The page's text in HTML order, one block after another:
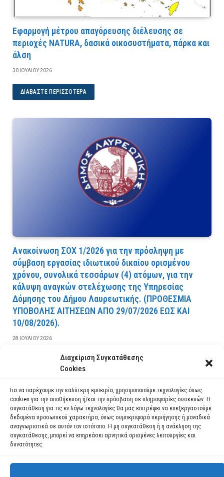
Διαχείριση Συγκατάθεσης
Cookies
Για να παρέχουμε την καλύτερη εμπειρία, χρησιμοποιούμε τεχνολογίες όπως
cookies για την αποθήκευση ή/και την πρόσβαση σε πληροφορίες συσκευών. Η
συγκατάθεση για τις εν λόγω τεχνολογίες θα μας επιτρέψει να επεξεργαστούμε
δεδομένα προσωπικού χαρακτήρα, όπως συμπεριφορά περιήγησης ή μοναδικά
αναγνωριστικά σε αυτόν τον ιστότοπο. Η μη συγκατάθεση ή η ανάκληση της
συγκατάθεσης, μπορεί να επηρεάσει αρνητικά ορισμένες λειτουργίες και
δυνατότητες.
Εφαρμογή μέτρου απαγόρευσης διέλευσης σε
περιοχές NATURA, δασικά οικοσυστήματα, πάρκα και
άλση
30 ΙΟΥΛΊΟΥ 2026
ΔΙΑΒΆΣΤΕ ΠΕΡΙΣΣΌΤΕΡΑ
Ανακοίνωση ΣΟΧ 1/2026 για την πρόσληψη με
σύμβαση εργασίας ιδιωτικού δικαίου ορισμένου
χρόνου, συνολικά τεσσάρων (4) ατόμων, για την
κάλυψη αναγκών στελέχωσης της Υπηρεσίας
Δόμησης του Δήμου Λαυρεωτικής. (ΠPOΘEΣMIA
YΠOBOΛHΣ AITHΣEΩN AΠO 29/07/2026 EΩΣ KAI
10/08/2026).
28 ΙΟΥΛΊΟΥ 2026
ΔΙΑΒΆΣΤΕ ΠΕΡΙΣΣΌΤΕΡΑ